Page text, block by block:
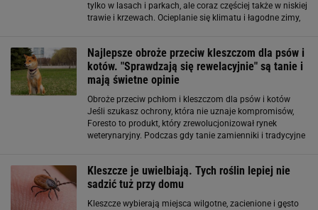
tylko w lasach i parkach, ale coraz częściej także w niskiej
trawie i krzewach. Ocieplanie się klimatu i łagodne zimy,
Najlepsze obroże przeciw kleszczom dla psów i
kotów. "Sprawdzają się rewelacyjnie" są tanie i
mają świetne opinie
Obroże przeciw pchłom i kleszczom dla psów i kotów
Jeśli szukasz ochrony, która nie uznaje kompromisów,
Foresto to produkt, który zrewolucjonizował rynek
weterynaryjny. Podczas gdy tanie zamienniki i tradycyjne
Kleszcze je uwielbiają. Tych roślin lepiej nie
sadzić tuż przy domu
Kleszcze wybierają miejsca wilgotne, zacienione i gęsto